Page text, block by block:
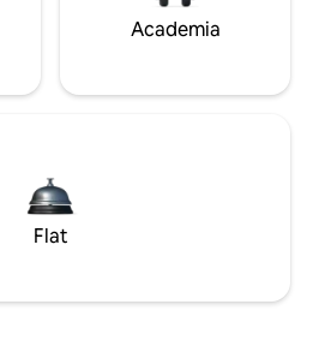
Academia
Flat